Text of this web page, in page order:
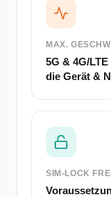
MAX.
5G & 4G/
die Gerät &
SIM-LOCK FREI